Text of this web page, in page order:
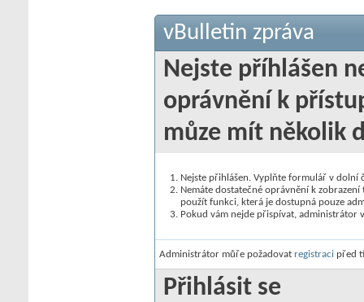
vBulletin zpráva
Nejste příhlášen
oprávnění k
můze mít několik
Nejste přihlášen. Vyplňte formulář v dolní
Nemáte dostatečné oprávnění k
použít funkci, která je dostupná pouze
Pokud vám nejde přispívat, administrátor
Administrátor můře požadovat registraci před
Přihlásit se